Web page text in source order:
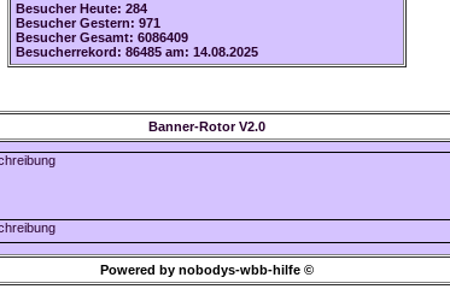
Besucher Heute: 284
Besucher Gestern: 971
Besucher Gesamt: 6086409
Besucherrekord: 86485 am: 14.08.2025
Banner-Rotor V2.0
Powered by nobodys-wbb-hilfe ©